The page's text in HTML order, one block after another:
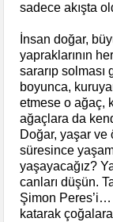
sadece akışta
İnsan doğar,
yapraklarının
sararıp
boyunca,
etmese o ağaç,
ağaçlara da
Doğar, yaşar ve
süresince
yaşayacağız?
canları düşün.
Şimon
katarak